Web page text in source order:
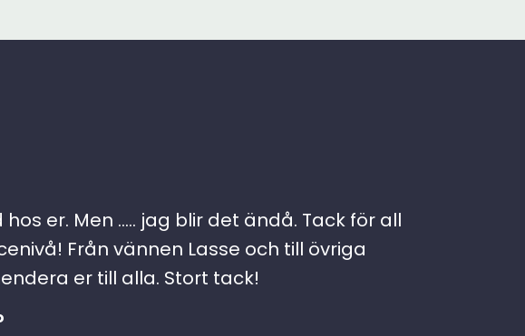
er. Men ….. jag blir det ändå. Tack för all
Från vännen Lasse och till övriga
er till alla. Stort tack!